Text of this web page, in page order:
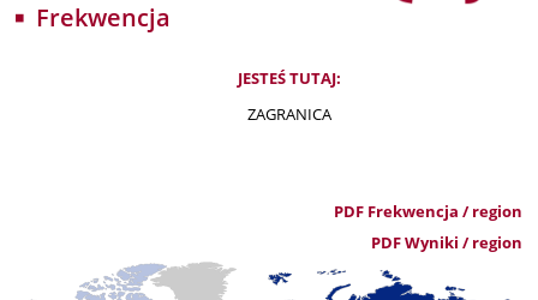
Frekwencja
JESTEŚ TUTAJ:
ZAGRANICA
PDF Frekwencja / region
PDF Wyniki / region